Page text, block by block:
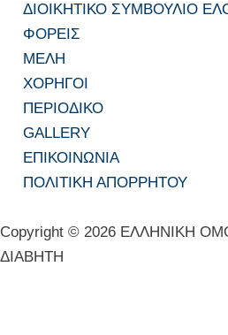
ΔΙΟΙΚΗΤΙΚΟ ΣΥΜΒΟΥΛΙΟ
ΦΟΡΕΙΣ
ΜΕΛΗ
ΧΟΡΗΓΟΙ
ΠΕΡΙΟΔΙΚΟ
GALLERY
ΕΠΙΚΟΙΝΩΝΙΑ
ΠΟΛΙΤΙΚΗ ΑΠΟΡΡΗΤΟΥ
Copyright © 2026 ΕΛΛΗΝΙΚΗ
ΔΙΑΒΗΤΗ